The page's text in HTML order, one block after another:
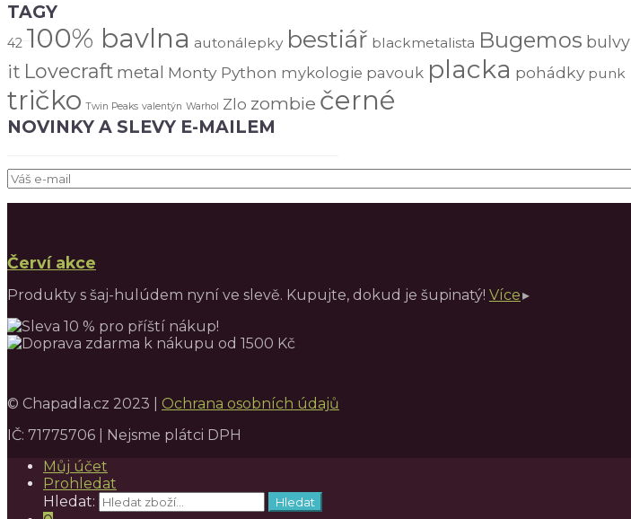
TAGY
42 100% bavlna autonálepky bestiář blackmetalista Bugemos bulvy
it Lovecraft metal Monty Python mykologie pavouk placka pohádky punk
tričko Twin Peaks valentýn Warhol Zlo zombie černé
NOVINKY A SLEVY E-MAILEM
Červí akce
Produkty s šaj-hulúdem nyní ve slevě. Kupujte, dokud je šupinatý! Více
© Chapadla.cz 2023 | Ochrana osobních údajů
IČ: 71775706 | Nejsme plátci DPH
Můj účet
Prohledat
Hledat:
Hledat